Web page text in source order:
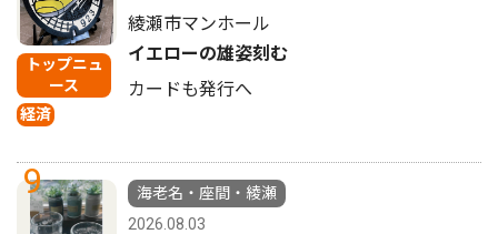
トップニュ
ース
経済
綾瀬市マンホール
イエローの雄姿刻む
カードも発行へ
9
海老名・座間・綾瀬
2026.08.03